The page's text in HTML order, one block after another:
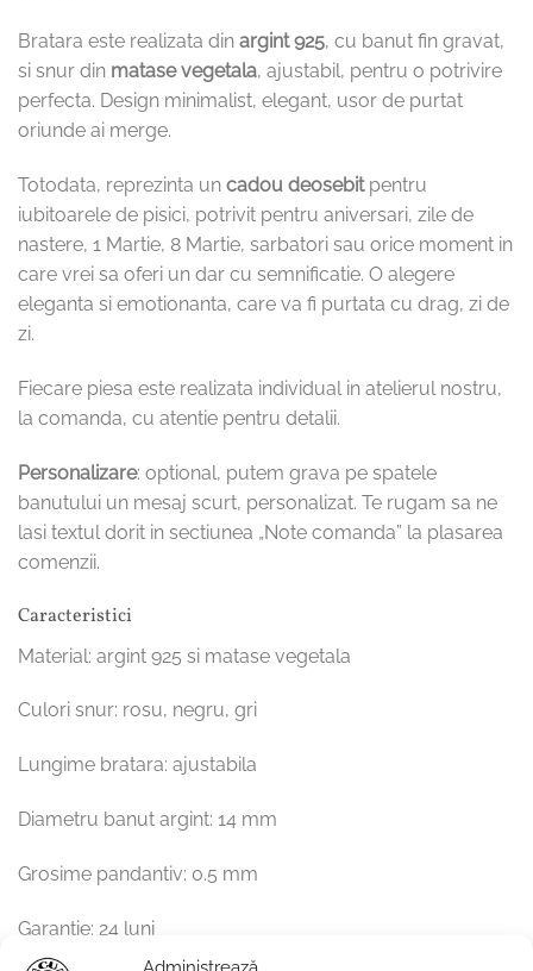
Administrează
Bratara este realizata din argint 925, cu banut fin gravat,
si snur din matase vegetala, ajustabil, pentru o potrivire
perfecta. Design minimalist, elegant, usor de purtat
oriunde ai merge.
Totodata, reprezinta un cadou deosebitpentru
iubitoarele de pisici, potrivit pentru aniversari, zile de
nastere, 1 Martie, 8 Martie, sarbatori sau orice moment in
care vrei sa oferi un dar cu semnificatie. O alegere
eleganta si emotionanta, care va fi purtata cu drag, zi de
zi.
Fiecare piesa este realizata individual in atelierul nostru,
la comanda, cu atentie pentru detalii.
Personalizare: optional, putem grava pe spatele
banutului un mesaj scurt, personalizat. Te rugam sa ne
lasi textul dorit in sectiunea „Note comanda” la plasarea
comenzii.
Caracteristici
Material: argint 925 si matase vegetala
Culori snur: rosu, negru, gri
Lungime bratara: ajustabila
Diametru banut argint: 14 mm
Grosime pandantiv: 0.5 mm
Garantie: 24 luni